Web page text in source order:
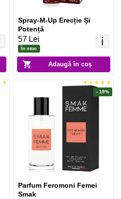
Adaugă în coș
ℹ️
Spray-M-Up Erecție Și
Potență
57 Lei
În stoc
Parfum Feromoni Femei
Smak
- 19%